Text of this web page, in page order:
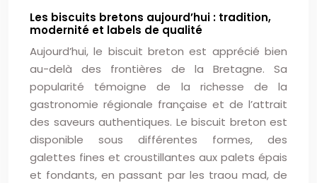
Les biscuits bretons aujourd’hui : tradition,
modernité et labels de qualité
Aujourd’hui, le biscuit breton est apprécié bien
au-delà des frontières de la Bretagne. Sa
popularité témoigne de la richesse de la
gastronomie régionale française et de l’attrait
des saveurs authentiques. Le biscuit breton est
disponible sous différentes formes, des
galettes fines et croustillantes aux palets épais
et fondants, en passant par les traou mad, de